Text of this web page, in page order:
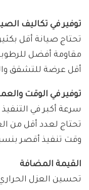
توفير في تكاليف
تحتاج صيانة أقل
مقاومة أفضل
أقل عرضة للتشقق
توفير في الوقت
سرعة أكبر في التنفيذ
تحتاج لعدد أقل من
وقت تنفيذ أقصر بنسبة 40-50%
القيمة المضافة
تحسين العزل